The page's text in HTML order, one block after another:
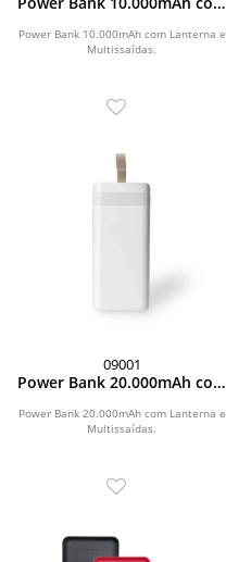
Power Bank 10.000mAh com Lanterna e
Multissaídas.
09001
Power Bank 20.000mAh com
Power Bank 20.000mAh com Lanterna e
Multissaídas.